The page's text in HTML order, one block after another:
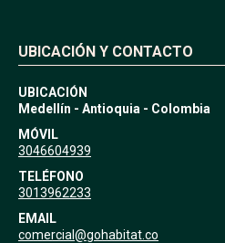
UBICACIÓN Y CONTACTO
UBICACIÓN
Medellín - Antioquia - Colombia
MÓVIL
3046604939
TELÉFONO
3013962233
EMAIL
comercial@gohabitat.co